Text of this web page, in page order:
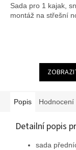
Sada pro 1 kajak,
montáž na střešní
Popis Hodnocení
Detailní popis
sada